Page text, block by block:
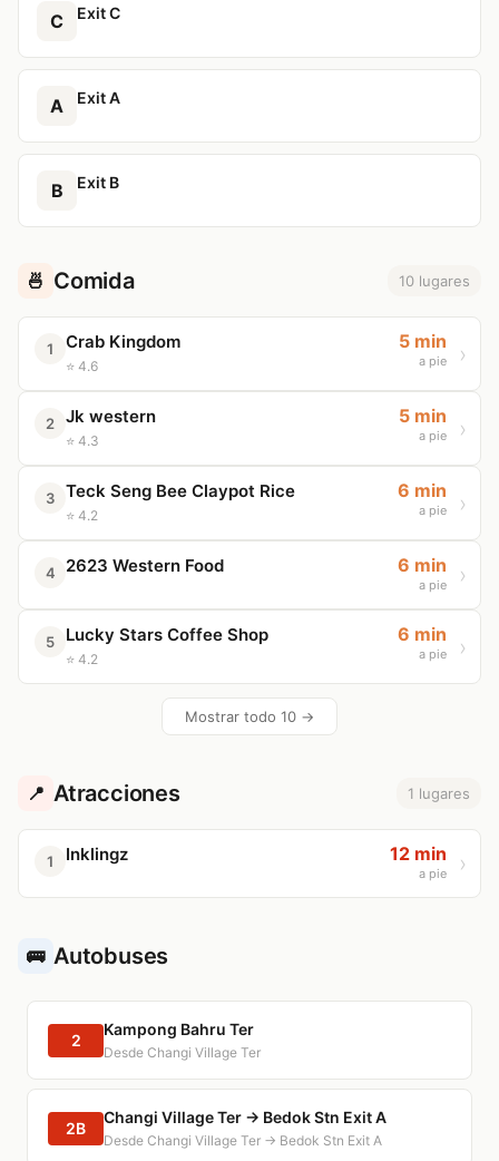
C Exit C
A Exit A
B Exit B
🍜 Comida 10 lugares
1 Crab Kingdom
⭐ 4.6
5 min
a pie
2 Jk western
⭐ 4.3
5 min
a pie
3 Teck Seng Bee Claypot Rice
⭐ 4.2
6 min
a pie
4 2623 Western Food 6 min
a pie
5 Lucky Stars Coffee Shop
⭐ 4.2
6 min
a pie
Mostrar todo 10 →
📍 Atracciones 1 lugares
1 Inklingz 12 min
a pie
🚌 Autobuses
2
Kampong Bahru Ter
Desde Changi Village Ter
2B
Changi Village Ter → Bedok Stn Exit A
Desde Changi Village Ter → Bedok Stn Exit A